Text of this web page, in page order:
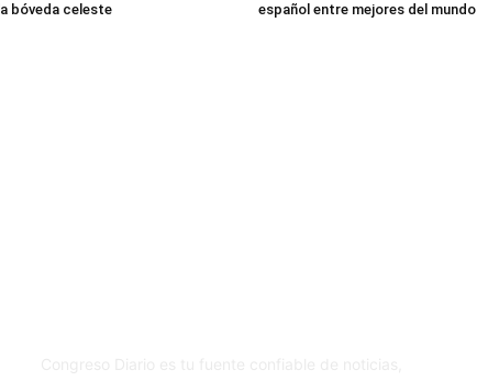
la bóveda celeste
español entre mejores del mundo